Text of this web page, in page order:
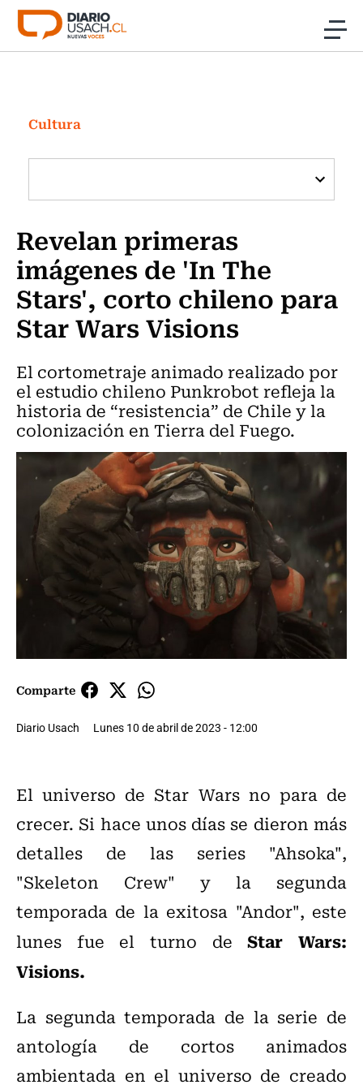
Click acá para ir directamente al contenido
Investigación
Cultura
Programas Radio y TV Usach
Cultura
Revelan primeras
imágenes de 'In The
Stars', corto chileno para
Star Wars Visions
El cortometraje animado realizado por
el estudio chileno Punkrobot refleja la
historia de “resistencia” de Chile y la
colonización en Tierra del Fuego.
Comparte
Diario Usach Lunes 10 de abril de 2023 - 12:00
El universo de Star Wars no para de
crecer. Si hace unos días se dieron más
detalles de las series "Ahsoka",
"Skeleton Crew" y la segunda
temporada de la exitosa "Andor", este
lunes fue el turno deStar Wars:
Visions.
La segunda temporada de la serie de
antología de cortos animados
ambientada en el universo de creado